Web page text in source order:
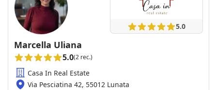
5.0
Marcella Uliana
5.0(2 rec.)
Casa In Real Estate
Via Pesciatina 42, 55012 Lunata